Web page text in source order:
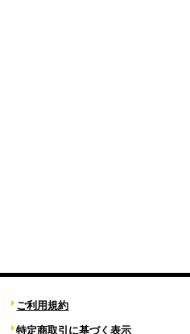
ご利用規約
特定商取引に基づく表示